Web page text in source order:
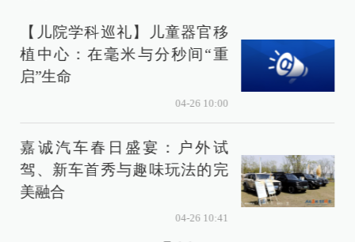
【儿院学科巡礼】儿童器官移
植中心：在毫米与分秒间“重
启”生命
04-26 10:00
嘉诚汽车春日盛宴：户外试
驾、新车首秀与趣味玩法的完
美融合
04-26 10:41